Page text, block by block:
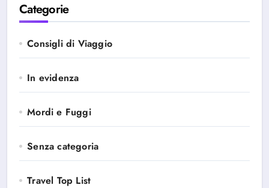
Categorie
Consigli di Viaggio
In evidenza
Mordi e Fuggi
Senza categoria
Travel Top List